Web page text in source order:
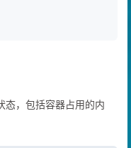
态，包括容器占用的内